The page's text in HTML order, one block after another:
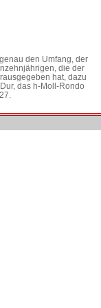
den Umfang, der
die der
hat, dazu
das h-Moll-Rondo